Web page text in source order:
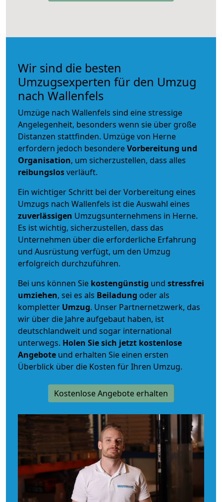
Wir sind die besten
Umzugsexperten für den Umzug
nach Wallenfels
Umzüge nach Wallenfels sind eine stressige
Angelegenheit, besonders wenn sie über große
Distanzen stattfinden. Umzüge von Herne
erfordern jedoch besondereVorbereitung und
Organisation, um sicherzustellen, dass alles
reibungslosverläuft.
Ein wichtiger Schritt bei der Vorbereitung eines
Umzugs nach Wallenfels ist die Auswahl eines
zuverlässigen Umzugsunternehmens in Herne.
Es ist wichtig, sicherzustellen, dass das
Unternehmen über die erforderliche Erfahrung
und Ausrüstung verfügt, um den Umzug
erfolgreich durchzuführen.
Bei uns können Sie kostengünstig und stressfrei
umziehen, sei es als Beiladung oder als
kompletter Umzug. Unser Partnernetzwerk, das
wir über die Jahre aufgebaut haben, ist
deutschlandweit und sogar international
unterwegs. Holen Sie sich jetzt kostenlose
Angebote und erhalten Sie einen ersten
Überblick über die Kosten für Ihren Umzug.
Kostenlose Angebote erhalten